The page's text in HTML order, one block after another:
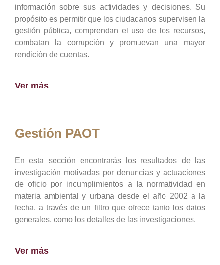
información sobre sus actividades y decisiones. Su
propósito es permitir que los ciudadanos supervisen la
gestión pública, comprendan el uso de los recursos,
combatan la corrupción y promuevan una mayor
rendición de cuentas.
Ver más
Gestión PAOT
En esta sección encontrarás los resultados de las
investigación motivadas por denuncias y actuaciones
de oficio por incumplimientos a la normatividad en
materia ambiental y urbana desde el año 2002 a la
fecha, a través de un filtro que ofrece tanto los datos
generales, como los detalles de las investigaciones.
Ver más